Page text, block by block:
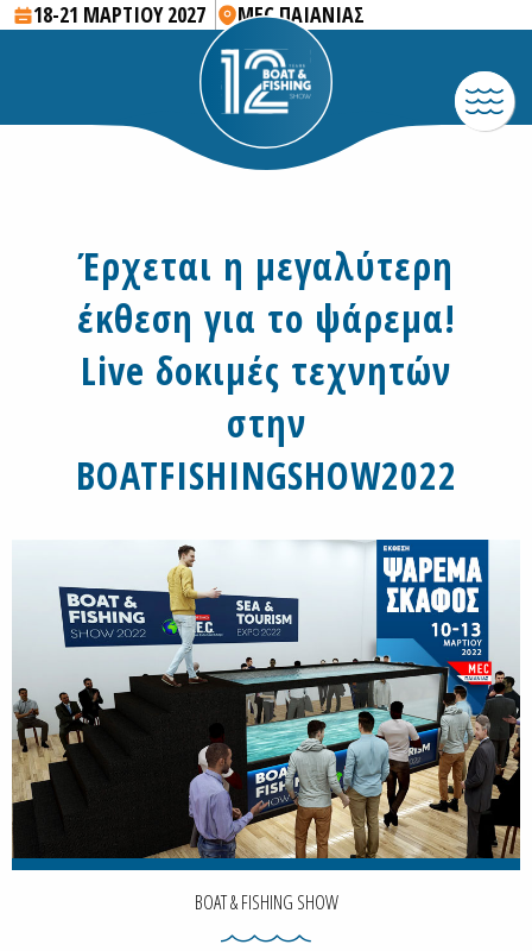
18-21 ΜΑΡΤΙΟΥ 2027 MEC ΠΑΙΑΝΙΑΣ
Έρχεται η μεγαλύτερη
έκθεση για το ψάρεμα!
Live δοκιμές τεχνητών
στην
BOATFISHINGSHOW2022
BOAT & FISHING SHOW